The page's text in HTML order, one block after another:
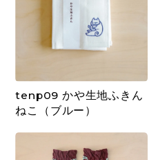
tenp09 かや生地ふきん
ねこ（ブルー）